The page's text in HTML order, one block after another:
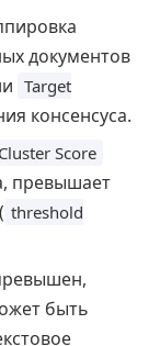
документов
Target
консенсуса.
Cluster Score
превышает
threshold
быть